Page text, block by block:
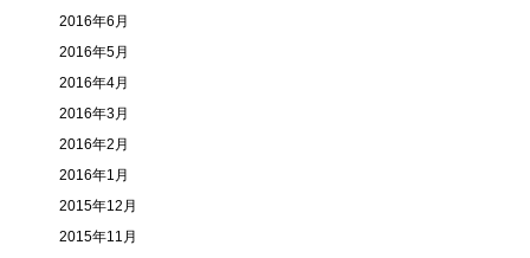
2016年6月
2016年5月
2016年4月
2016年3月
2016年2月
2016年1月
2015年12月
2015年11月